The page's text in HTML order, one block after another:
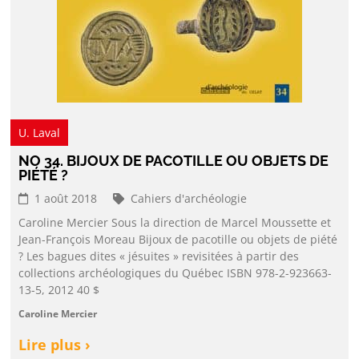
U. Laval
NO 34. BIJOUX DE PACOTILLE OU OBJETS DE
PIÉTÉ ?
1 août 2018
Cahiers d'archéologie
Caroline Mercier Sous la direction de Marcel Moussette et
Jean-François Moreau Bijoux de pacotille ou objets de piété
? Les bagues dites « jésuites » revisitées à partir des
collections archéologiques du Québec ISBN 978-2-923663-
13-5, 2012 40 $
Caroline Mercier
Lire plus ›